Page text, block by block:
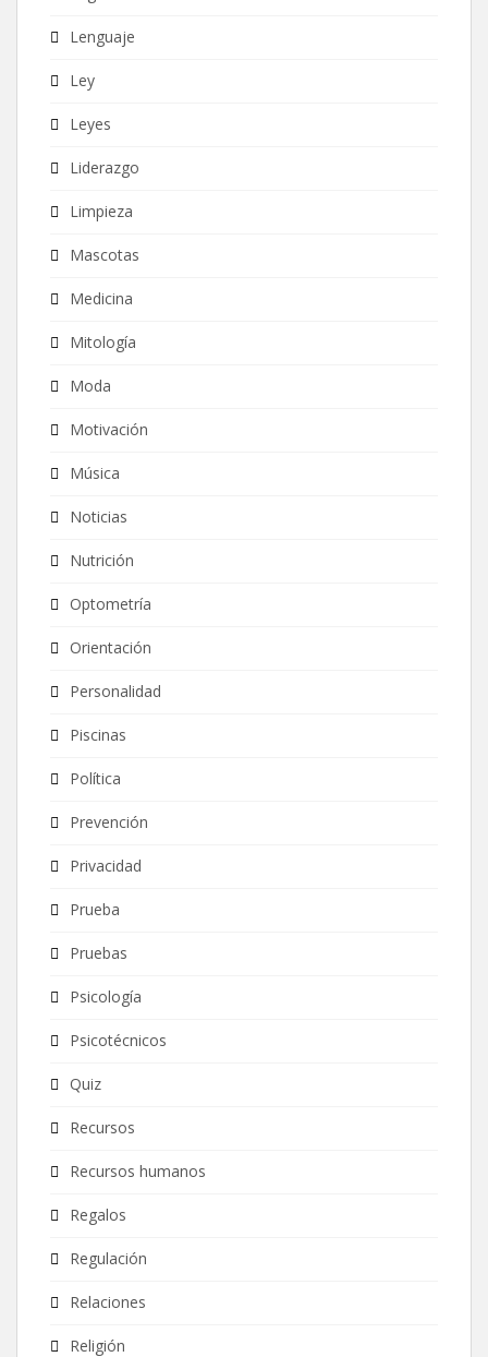
Lenguaje
Ley
Leyes
Liderazgo
Limpieza
Mascotas
Medicina
Mitología
Moda
Motivación
Música
Noticias
Nutrición
Optometría
Orientación
Personalidad
Piscinas
Política
Prevención
Privacidad
Prueba
Pruebas
Psicología
Psicotécnicos
Quiz
Recursos
Recursos humanos
Regalos
Regulación
Relaciones
Religión